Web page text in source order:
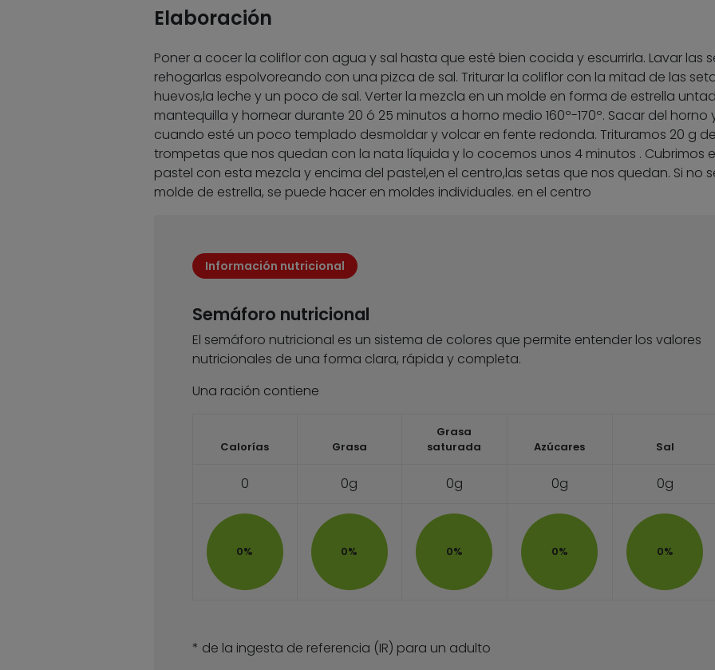
Elaboración
Poner a cocer la coliflor con agua y sal hasta que esté bien cocida y escurrirla. Lavar las
rehogarlas espolvoreando con una pizca de sal. Triturar la coliflor con la mitad de las
huevos,la leche y un poco de sal. Verter la mezcla en un molde en forma de estrella
mantequilla y hornear durante 20 ó 25 minutos a horno medio 160º-170º. Sacar del horno
cuando esté un poco templado desmoldar y volcar en fente redonda. Trituramos 20 g
trompetas que nos quedan con la nata líquida y lo cocemos unos 4 minutos . Cubrimos
pastel con esta mezcla y encima del pastel,en el centro,las setas que nos quedan. Si no
molde de estrella, se puede hacer en moldes individuales. en el centro
Información nutricional
Semáforo nutricional
El semáforo nutricional es un sistema de colores que permite entender los valores
nutricionales de una forma clara, rápida y completa.
Una ración contiene
Calorías Grasa
Grasa
saturada
Azúcares Sal
0 0g 0g 0g 0g
0% 0% 0% 0% 0%
* de la ingesta de referencia (IR) para un adulto